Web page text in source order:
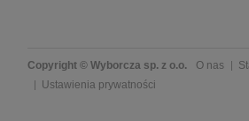
Copyright © Wyborcza sp. z o.o. O nas
Ustawienia prywatności